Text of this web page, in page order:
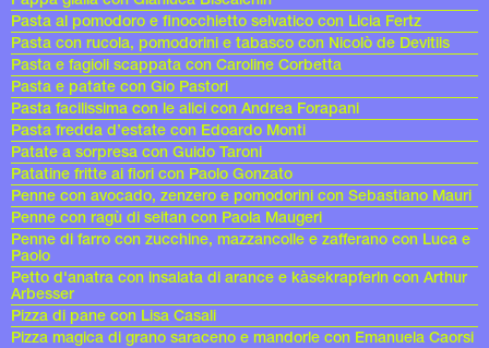
Pasta al pomodoro e finocchietto selvatico con Licia Fertz
Pasta con rucola, pomodorini e tabasco con Nicolò de Devitiis
Pasta e fagioli scappata con Caroline Corbetta
Pasta e patate con Gio Pastori
Pasta facilissima con le alici con Andrea Forapani
Pasta fredda d’estate con Edoardo Monti
Patate a sorpresa con Guido Taroni
Patatine fritte ai fiori con Paolo Gonzato
Penne con avocado, zenzero e pomodorini con Sebastiano Mauri
Penne con ragù di seitan con Paola Maugeri
Penne di farro con zucchine, mazzancolle e zafferano con Luca e
Paolo
Petto d'anatra con insalata di arance e kàsekrapferln con Arthur
Arbesser
Pizza di pane con Lisa Casali
Pizza magica di grano saraceno e mandorle con Emanuela Caorsi